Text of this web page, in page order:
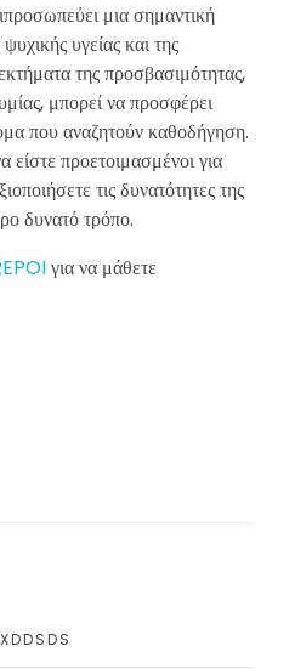
μια σημαντική
υγείας και της
της προσβασιμότητας,
μπορεί να προσφέρει
που αναζητούν καθοδήγηση.
είστε προετοιμασμένοι για
τις δυνατότητες της
δυνατό τρόπο.
για να μάθετε